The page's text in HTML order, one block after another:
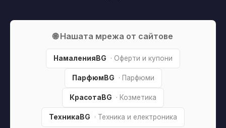
🌐 Нашата мрежа от сайтове
НамаленияBG · Оферти и купони
ПарфюмBG · Парфюми
КрасотаBG · Козметика
ТехникаBG · Техника и електроника